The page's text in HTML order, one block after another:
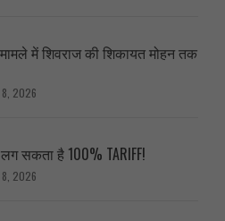
में शिवराज की शिकायत मोहन तक
8, 2026
सकता है 100% TARIFF!
8, 2026